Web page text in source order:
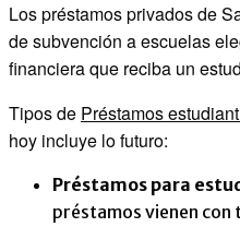
Los préstamos privados de
de subvención a escuelas
financiera que reciba un
Tipos de Préstamos
hoy incluye lo futuro:
Préstamos para
préstamos vienen con